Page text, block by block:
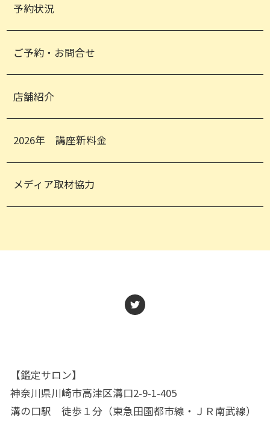
予約状況
ご予約・お問合せ
店舗紹介
2026年 講座新料金
メディア取材協力
【鑑定サロン】
神奈川県川崎市高津区溝口2-9-1-405
溝の口駅 徒歩１分（東急田園都市線・ＪＲ南武線）